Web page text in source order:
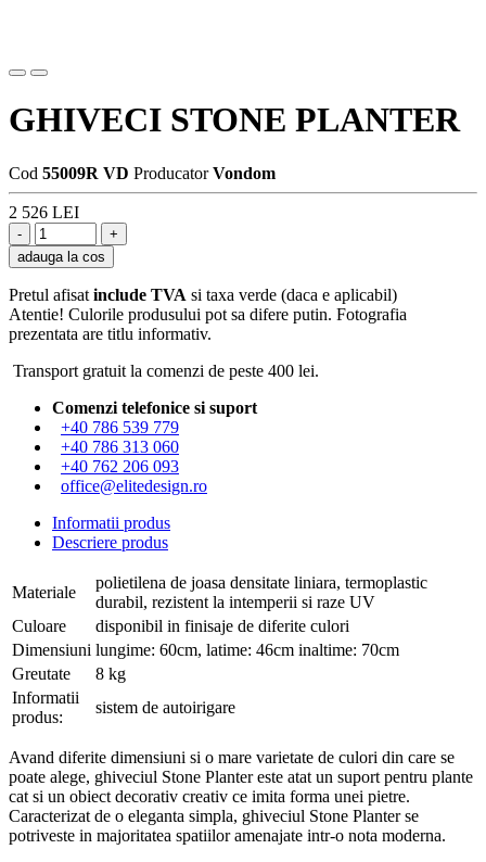
GHIVECI STONE PLANTER
Cod 55009R VD Producator Vondom
2 526 LEI
adauga la cos
Pretul afisat include TVA si taxa verde (daca e aplicabil)
Atentie! Culorile produsului pot sa difere putin. Fotografia
prezentata are titlu informativ.
Transport gratuit la comenzi de peste 400 lei.
Comenzi telefonice si suport
+40 786 539 779
+40 786 313 060
+40 762 206 093
office@elitedesign.ro
Informatii produs
Descriere produs
Materiale
polietilena de joasa densitate liniara, termoplastic
durabil, rezistent la intemperii si raze UV
Culoare
disponibil in finisaje de diferite culori
Dimensiuni lungime: 60cm, latime: 46cm inaltime: 70cm
Greutate
8 kg
Informatii
produs:
sistem de autoirigare
Avand diferite dimensiuni si o mare varietate de culori din care se
poate alege, ghiveciul Stone Planter este atat un suport pentru plante
cat si un obiect decorativ creativ ce imita forma unei pietre.
Caracterizat de o eleganta simpla, ghiveciul Stone Planter se
potriveste in majoritatea spatiilor amenajate intr-o nota moderna.